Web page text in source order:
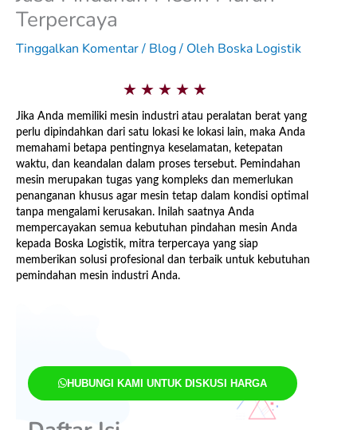
Terpercaya
Tinggalkan Komentar/ Blog/ Oleh Boska Logistik
★ ★ ★ ★ ★5
/
5
Jika Anda memiliki mesin industri atau peralatan berat yang
perlu dipindahkan dari satu lokasi ke lokasi lain, maka Anda
memahami betapa pentingnya keselamatan, ketepatan
waktu, dan keandalan dalam proses tersebut. Pemindahan
mesin merupakan tugas yang kompleks dan memerlukan
penanganan khusus agar mesin tetap dalam kondisi optimal
tanpa mengalami kerusakan. Inilah saatnya Anda
mempercayakan semua kebutuhan pindahan mesin Anda
kepada Boska Logistik, mitra terpercaya yang siap
memberikan solusi profesional dan terbaik untuk kebutuhan
pemindahan mesin industri Anda.
HUBUNGI KAMI UNTUK DISKUSI HARGA